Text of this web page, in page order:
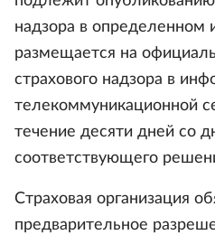
надзора в определенном
размещается на
страхового надзора в
телекоммуникационной
течение десяти дней со
соответствующего
Страховая организация
предварительное